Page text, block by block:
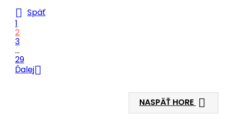
 Späť
1
2
3
…
29
Ďalej
NASPÄŤ HORE 